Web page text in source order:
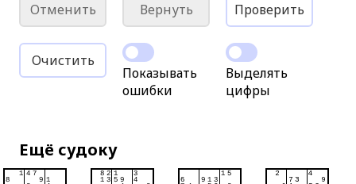
Отменить Вернуть Проверить
Очистить
Показывать
ошибки
Выделять
цифры
Ещё судоку